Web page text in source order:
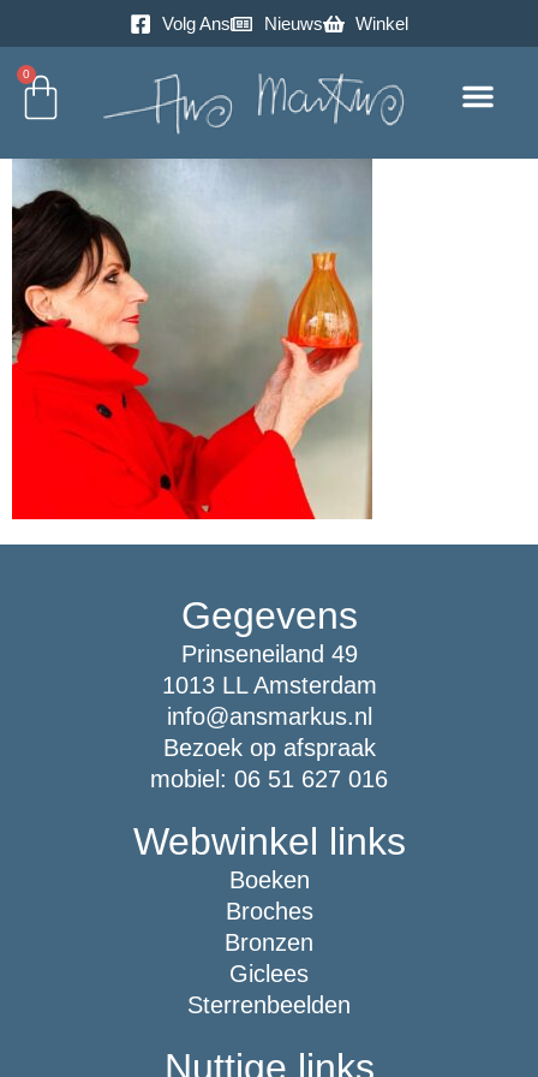
Volg Ans Nieuws Winkel
0
Gegevens
Prinseneiland 49
1013 LL Amsterdam
info@ansmarkus.nl
Bezoek op afspraak
mobiel: 06 51 627 016
Webwinkel links
Boeken
Broches
Bronzen
Giclees
Sterrenbeelden
Nuttige links